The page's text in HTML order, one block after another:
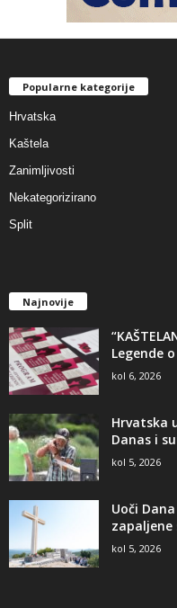
Popularne kategorije
Hrvatska
Kaštela
Zanimljivosti
Nekategorizirano
Split
Najnovije
Legende
kol 6, 2026
Hrvatska
Danas i
kol 5, 2026
Uoči
zapaljene
kol 5, 2026